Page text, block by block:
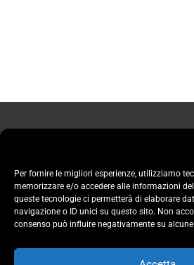
Per fornire le migliori esperienze, utilizziamo
memorizzare e/o accedere alle informazioni
queste tecnologie ci permetterà di elaborare
navigazione o ID unici su questo sito. Non
consenso può influire negativamente su